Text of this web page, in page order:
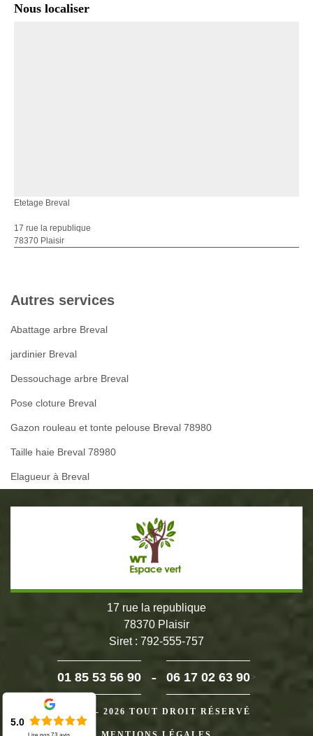
Nous localiser
Etetage Breval
17 rue la republique
78370 Plaisir
Autres services
Abattage arbre Breval
jardinier Breval
Dessouchage arbre Breval
Pose cloture Breval
Gazon rouleau et tonte pelouse Breval 78980
Taille haie Breval 78980
Elagueur à Breval
17 rue la republique
78370 Plaisir
Siret : 792-555-757
01 85 53 56 90 - 06 17 02 63 90>
©2024 - 2026 TOUT DROIT RÉSERVÉ
5.0
Lire nos73 avis